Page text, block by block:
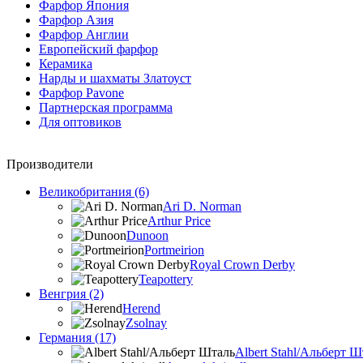
Фарфор Япония
Фарфор Азия
Фарфор Англии
Европейский фарфор
Керамика
Нарды и шахматы Златоуст
Фарфор Pavone
Партнерская программа
Для оптовиков
Производители
Великобритания (6)
Ari D. Norman
Arthur Price
Dunoon
Portmeirion
Royal Crown Derby
Teapottery
Венгрия (2)
Herend
Zsolnay
Германия (17)
Albert Stahl/Альбеpт